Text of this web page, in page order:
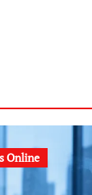
Online